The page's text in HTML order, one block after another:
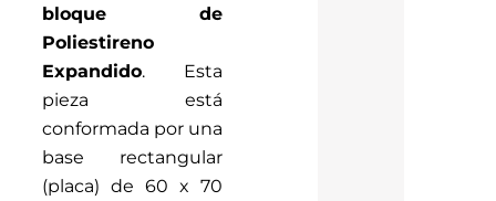
bloque de
Poliestireno
Expandido. Esta
pieza está
conformada por una
base rectangular
(placa) de 60 x 70